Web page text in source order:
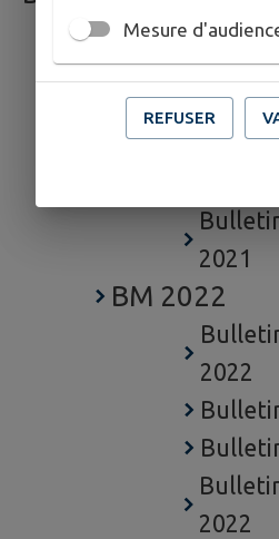
BM 2021
2021
2021
BM 2022
2022
2022
Mesure
REFUSER